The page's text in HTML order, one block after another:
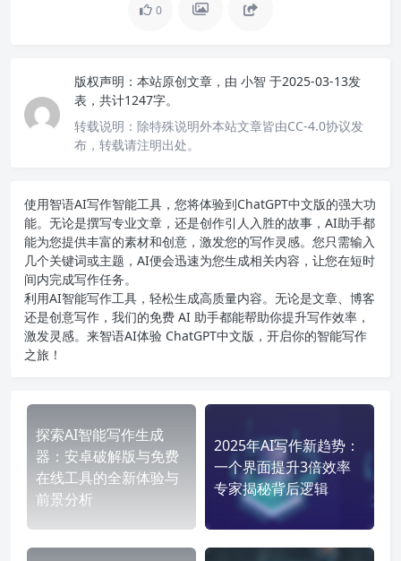
0
版权声明： 本站原创文章，由 小智 于2025-03-13发
表，共计1247字。
转载说明： 除特殊说明外本站文章皆由CC-4.0协议发
布，转载请注明出处。
使用智语AI写作智能工具，您将体验到ChatGPT中文版的强大功
能。无论是撰写专业文章，还是创作引人入胜的故事，AI助手都
能为您提供丰富的素材和创意，激发您的写作灵感。您只需输入
几个关键词或主题，AI便会迅速为您生成相关内容，让您在短时
间内完成写作任务。
利用AI智能写作工具，轻松生成高质量内容。无论是文章、博客
还是创意写作，我们的免费 AI 助手都能帮助你提升写作效率，
激发灵感。来智语AI体验 ChatGPT中文版 ，开启你的智能写作
之旅！
探索AI智能写作生成
器：安卓破解版与免费
在线工具的全新体验与
前景分析
2025年AI写作新趋势：
一个界面提升3倍效率
专家揭秘背后逻辑